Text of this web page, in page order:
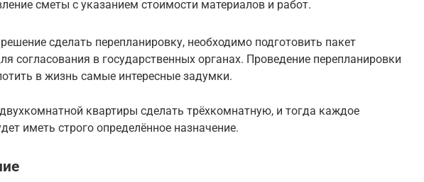
сметы с указанием стоимости материалов и работ.
сделать перепланировку, необходимо подготовить пакет
согласования в государственных органах. Проведение перепланировки
в жизнь самые интересные задумки.
квартиры сделать трёхкомнатную, и тогда каждое
иметь строго определённое назначение.